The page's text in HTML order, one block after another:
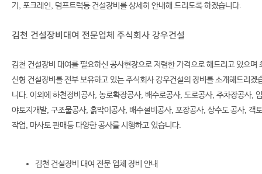
기, 포크레인, 덤프트럭등건설장비를 상세히 안내해 드리도록 하겠습니다.
김천 건설장비대여 전문업체 주식회사 강우건설
김천 건설장비 대여를 필요하신 공사현장으로 저렴한 가격으로 해드리고 있으며
신형 건설장비를 전부 보유하고 있는 주식회사 강우건설의 장비를 소개해드리겠
니다. 이외에 하천정비공사, 농로확장공사, 배수로공사, 도로공사, 주차장공사, 임
야토지개발, 구조물공사, 흙막이공사, 배수설비공사, 포장공사, 상수도 공사, 객토
작업, 마사토 판매등 다양한 공사를 시행하고 있습니다.
김천 건설장비 대여 전문 업체 장비 안내